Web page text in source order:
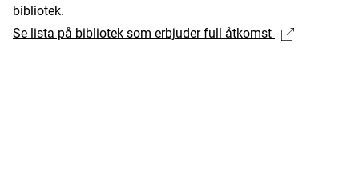
bibliotek.
Se lista på bibliotek som erbjuder full åtkomst